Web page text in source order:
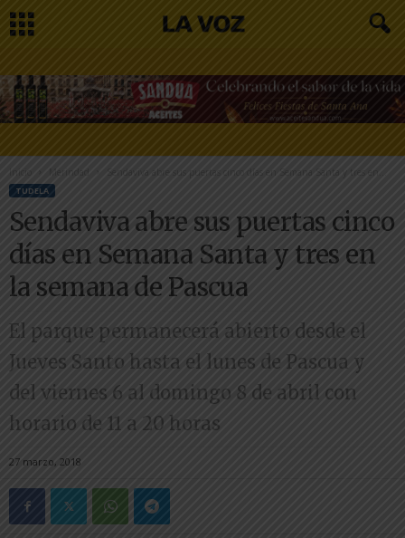
Inicio Sendaviva abre sus puertas cinco días en Semana Santa y tres en...
TUDELA
Sendaviva abre sus puertas cinco
días en Semana Santa y tres en
la semana de Pascua
El parque permanecerá abierto desde el
Jueves Santo hasta el lunes de Pascua y
del viernes 6 al domingo 8 de abril con
horario de 11 a 20 horas
27 marzo, 2018